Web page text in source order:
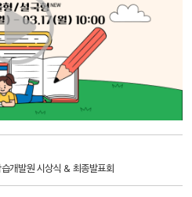
개발원 시상식 & 최종발표회